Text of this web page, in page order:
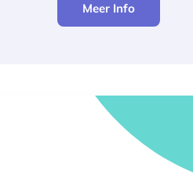
Meer Info